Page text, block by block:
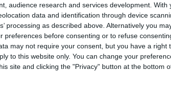
audience research and services development. With
data and identification through device
processing as described above. Alternatively you
before consenting or to refuse
may not require your consent, but you have a right
to this website only. You can change your
site and clicking the "Privacy" button at the bottom